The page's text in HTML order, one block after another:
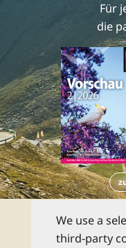
Für
die
We use a
third-party